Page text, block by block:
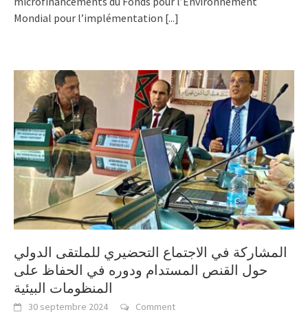
Mondial pour l’implémentation [...]
المشاركة في الاجتماع التحضيري للملتقى الدولي
حول القنص المستدام ودوره في الحفاظ على
المنظومات البيئية
30 septembre 2024 Comment